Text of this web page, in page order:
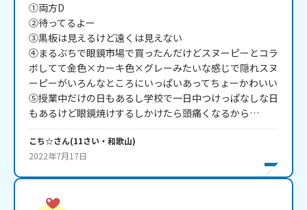
①両方D
②待ってるよー
③黒板は見えるけど遠くは見えない
④まるぶちで眼鏡市場で買ったんだけどスヌーピーとコラ
ボしてて金色×カーキ色×グレーみたいな感じで隠れスヌ
ーピーがいろんなところにいっぱいあってちょーかわいい
⑤授業中だけの日もあるし学校で一日中つけっぱなしな日
もあるけど眼鏡焼けするしかけたら頭痛くなるから…
こち☆さん(11さい・ 和歌山)
2022年7月17日